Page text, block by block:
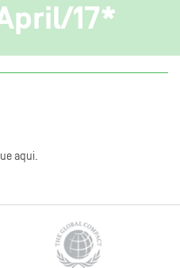
17*
aqui.